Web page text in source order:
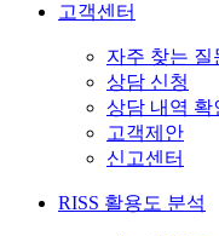
고객센터
자주 찾는 질
상담 신청
상담 내역 확
고객제안
신고센터
RISS 활용도 분석